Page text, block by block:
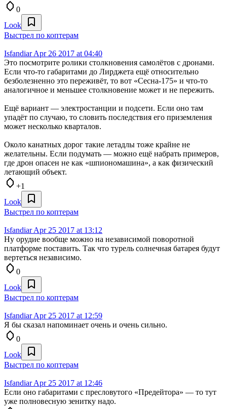
0
Look
Выстрел по коптерам
IsfandiarApr 26 2017 at 04:40
Это посмотрите ролики столкновения самолётов с дронами.
Если что-то габаритами до Лирджета ещё относительно
безболезненно это переживёт, то вот «Сесна-175» и что-то
аналогичное и меньшее столкновение может и не пережить.
Ещё вариант — электростанции и подсети. Если оно там
упадёт по случаю, то словить последствия его приземления
может несколько кварталов.
Около канатных дорог такие летадлы тоже крайне не
желательны. Если подумать — можно ещё набрать примеров,
где дрон опасен не как «шпиономашина», а как физический
летающий объект.
+1
Look
Выстрел по коптерам
IsfandiarApr 25 2017 at 13:12
Ну орудие вообще можно на независимой поворотной
платформе поставить. Так что турель солнечная батарея будут
вертеться независимо.
0
Look
Выстрел по коптерам
IsfandiarApr 25 2017 at 12:59
Я бы сказал напоминает очень и очень сильно.
0
Look
Выстрел по коптерам
IsfandiarApr 25 2017 at 12:46
Если оно габаритами с пресловутого «Предейтора» — то тут
уже полновесную зенитку надо.